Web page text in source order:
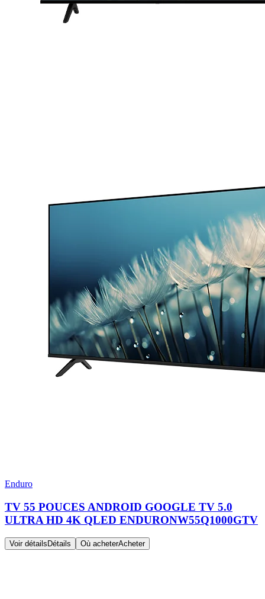
Enduro
TV 55 POUCES ANDROID GOOGLE TV 5.0
ULTRA HD 4K QLED ENDURONW55Q1000GTV
Voir détails Détails Où acheterAcheter